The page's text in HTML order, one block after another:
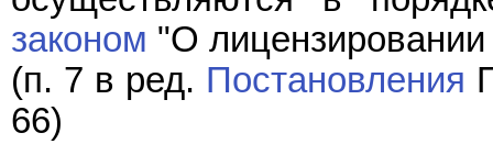
законом "О
(п. 7 в ред. Постановления
66)